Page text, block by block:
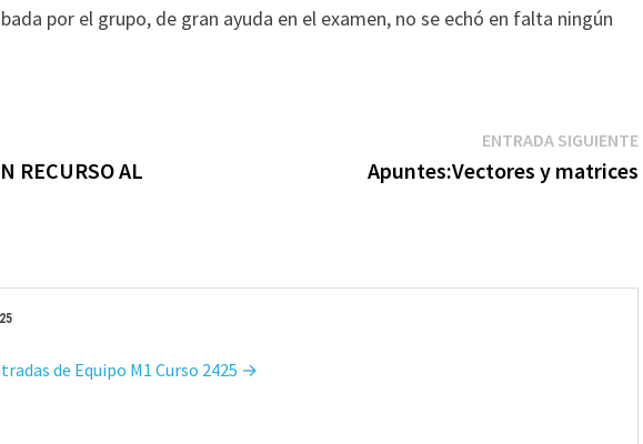
por el grupo, de gran ayuda en el examen, no se echó en falta ningún
RECURSO AL
ENTRADA SIGUIENTE
Apuntes:Vectores y matrices
de Equipo M1 Curso 2425 →